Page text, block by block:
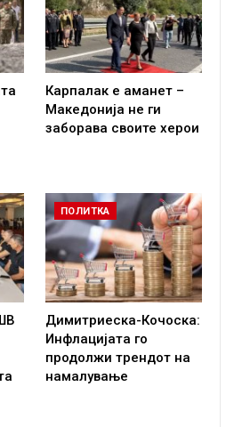
Карпалак е аманет –
Македонија не ги
заборава своите херои
ПОЛИТКА
Димитриеска-Кочоска:
Инфлацијата го
продолжи трендот на
намалување